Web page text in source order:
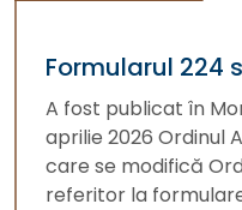
Formularul 224
A fost publicat în
aprilie 2026 Ordinul
care se modifică
referitor la